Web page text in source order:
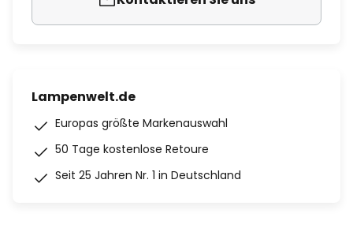
Lampenwelt.de
Europas größte Markenauswahl
50 Tage kostenlose Retoure
Seit 25 Jahren Nr. 1 in Deutschland